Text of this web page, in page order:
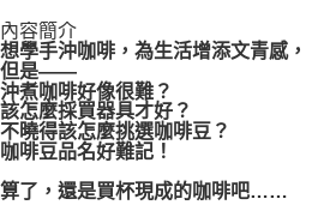
博客來商品配送方式
每筆NT$80，滿NT$1,000(含以上)免運費
內容簡介
想學手沖咖啡，為生活增添文青感，
但是——
沖煮咖啡好像很難？
該怎麼採買器具才好？
不曉得該怎麼挑選咖啡豆？
咖啡豆品名好難記！
算了，還是買杯現成的咖啡吧……